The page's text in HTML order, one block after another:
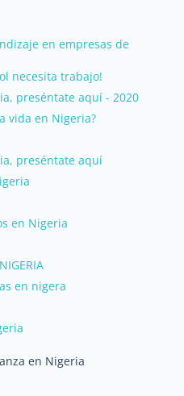
en empresas de
necesita trabajo!
preséntate aquí - 2020
vida en Nigeria?
preséntate aquí
en Nigeria
en nigera
en Nigeria